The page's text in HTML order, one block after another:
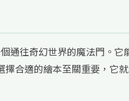
通往奇幻世界的魔法門。它
合適的繪本至關重要，它